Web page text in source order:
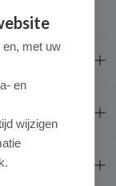
met uw
en
wijzigen